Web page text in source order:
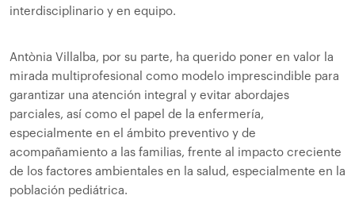
interdisciplinario y en equipo.
Antònia Villalba, por su parte, ha querido poner en valor la
mirada multiprofesional como modelo imprescindible para
garantizar una atención integral y evitar abordajes
parciales, así como el papel de la enfermería,
especialmente en el ámbito preventivo y de
acompañamiento a las familias, frente al impacto creciente
de los factores ambientales en la salud, especialmente en la
población pediátrica.